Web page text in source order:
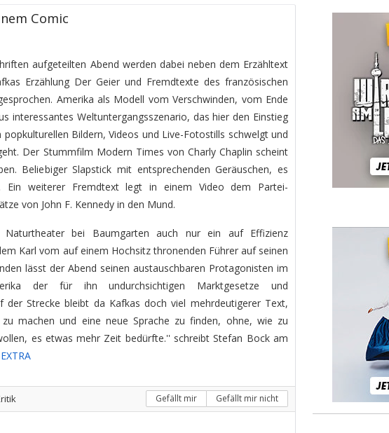
Comic
aufgeteilten Abend werden dabei neben dem Erzähltext
Erzählung Der Geier und Fremdtexte des französischen
Amerika als Modell vom Verschwinden, vom Ende
interessantes Weltuntergangsszenario, das hier den Einstieg
Bildern, Videos und Live-Fotostills schwelgt und
Der Stummfilm Modern Times von Charly Chaplin scheint
Beliebiger Slapstick mit entsprechenden Geräuschen, es
Ein weiterer Fremdtext legt in einem Video dem Partei-
von John F. Kennedy in den Mund.
bei Baumgarten auch nur ein auf Effizienz
Karl vom auf einem Hochsitz thronenden Führer auf seinen
lässt der Abend seinen austauschbaren Protagonisten im
der für ihn undurchsichtigen Marktgesetze und
der Strecke bleibt da Kafkas doch viel mehrdeutigerer Text,
machen und eine neue Sprache zu finden, ohne, wie zu
es etwas mehr Zeit bedürfte.'' schreibt Stefan Bock am
Gefällt mir Gefällt mir nicht